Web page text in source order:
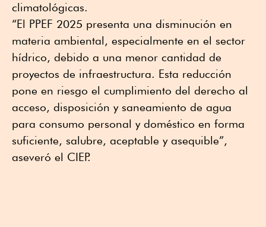
climatológicas.
“El PPEF 2025 presenta una disminución en
materia ambiental, especialmente en el sector
hídrico, debido a una menor cantidad de
proyectos de infraestructura. Esta reducción
pone en riesgo el cumplimiento del derecho al
acceso, disposición y saneamiento de agua
para consumo personal y doméstico en forma
suficiente, salubre, aceptable y asequible”,
aseveró el CIEP.